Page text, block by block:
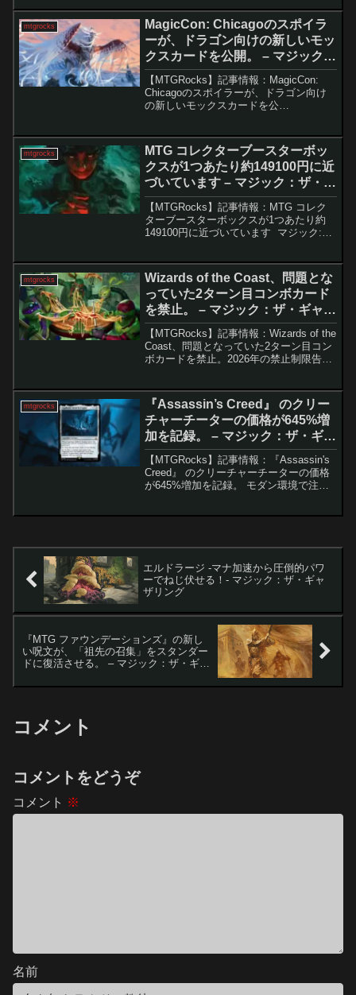
タイミングが難しく、最大限に活かすに
は工夫が必要です...
mtgrocks
MagicCon: Chicagoのスポイラ
ーが、ドラゴン向けの新しいモッ
クスカードを公開。 – マジック：
ザ・ギャザリング
【MTGRocks】記事情報：MagicCon:
Chicagoのスポイラーが、ドラゴン向け
の新しいモックスカードを公
の新カードが発表され...
mtgrocks
MTG コレクターブースターボッ
クスが1つあたり約149100円に近
づいています – マジック：ザ・ギ
ャザリング
【MTGRocks】記事情報：MTG コレク
ターブースターボックスが1つあたり約
149100円に近づいています マジック:
種の宝くじのような存在です。希少なカ
ード...
mtgrocks
Wizards of the Coast、問題とな
っていた2ターン目コンボカード
を禁止。 – マジック：ザ・ギャザ
リング
【MTGRocks】記事情報：Wizards of the
Coast、問題となっていた2ターン目コン
ボカードを禁止。2026年の禁止制限告知
ザリングの各フォーマッ...
mtgrocks
『Assassin’s Creed』 のクリー
チャーチーターの価格が645%増
加を記録。 – マジック：ザ・ギャ
ザリング
【MTGRocks】記事情報：『Assassin's
Creed』 のクリーチャーチーターの価格
が645%増加を記録。 モダン環境で注目
エルドラージ -マナ加速から圧倒的パワ
ーでねじ伏せる！- マジック：ザ・ギャ
ザリング
『MTG ファウンデーションズ』の新し
い呪文が、「祖先の召集」をスタンダー
ドに復活させる。 – マジック：ザ・ギャ
コメント
コメントをどうぞ
コメント ※
名前